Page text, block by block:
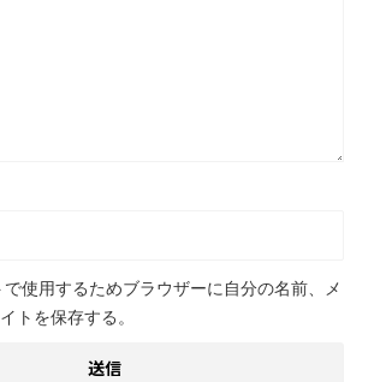
使用するためブラウザーに自分の名前、メ
トを保存する。